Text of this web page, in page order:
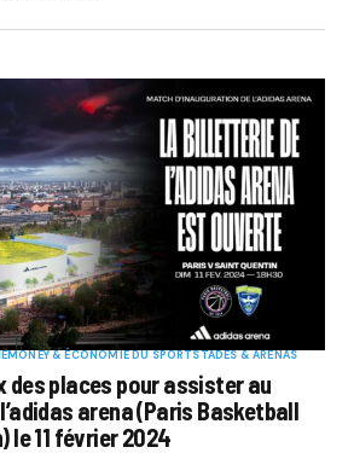
MONEY & ÉCONOMIE DU SPORTSTADES & ARENAS
des places pour assister au
arena (Paris Basketball
le 11 février 2024